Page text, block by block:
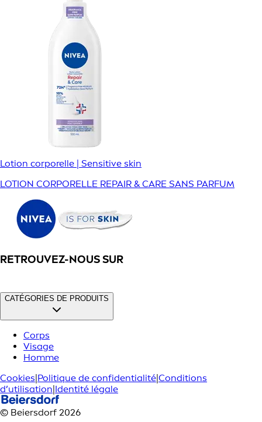
Lotion corporelle | Sensitive skin
LOTION CORPORELLE REPAIR & CARE SANS PARFUM
RETROUVEZ-NOUS SUR
CATÉGORIES DE PRODUITS
Corps
Visage
Homme
Cookies|Politique de confidentialité|Conditions
d’utilisation|Identité légale
© Beiersdorf 2026